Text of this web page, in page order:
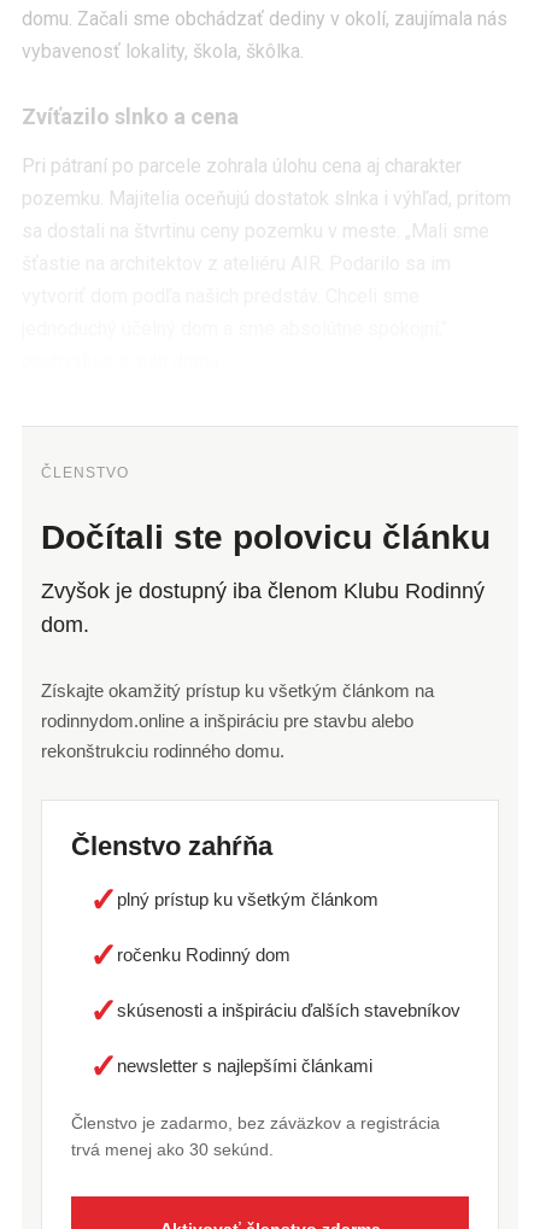
domu. Začali sme obchádzať dediny v okolí, zaujímala nás
vybavenosť lokality, škola, škôlka.
Zvíťazilo slnko a cena
Pri pátraní po parcele zohrala úlohu cena aj charakter
pozemku. Majitelia oceňujú dostatok slnka i výhľad, pritom
sa dostali na štvrtinu ceny pozemku v meste. „Mali sme
ČLENSTVO
Dočítali ste polovicu článku
Zvyšok je dostupný iba členom Klubu Rodinný
dom.
Získajte okamžitý prístup ku všetkým článkom na
rodinnydom.online a inšpiráciu pre stavbu alebo
rekonštrukciu rodinného domu.
Členstvo zahŕňa
✓ plný prístup ku všetkým článkom
✓ ročenku Rodinný dom
✓skúsenosti a inšpiráciu ďalších stavebníkov
✓ newsletter s najlepšími článkami
Členstvo je zadarmo, bez záväzkov a registrácia
trvá menej ako 30 sekúnd.